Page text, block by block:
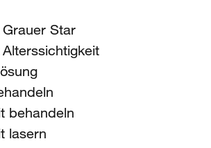
Star
behandeln
lasern